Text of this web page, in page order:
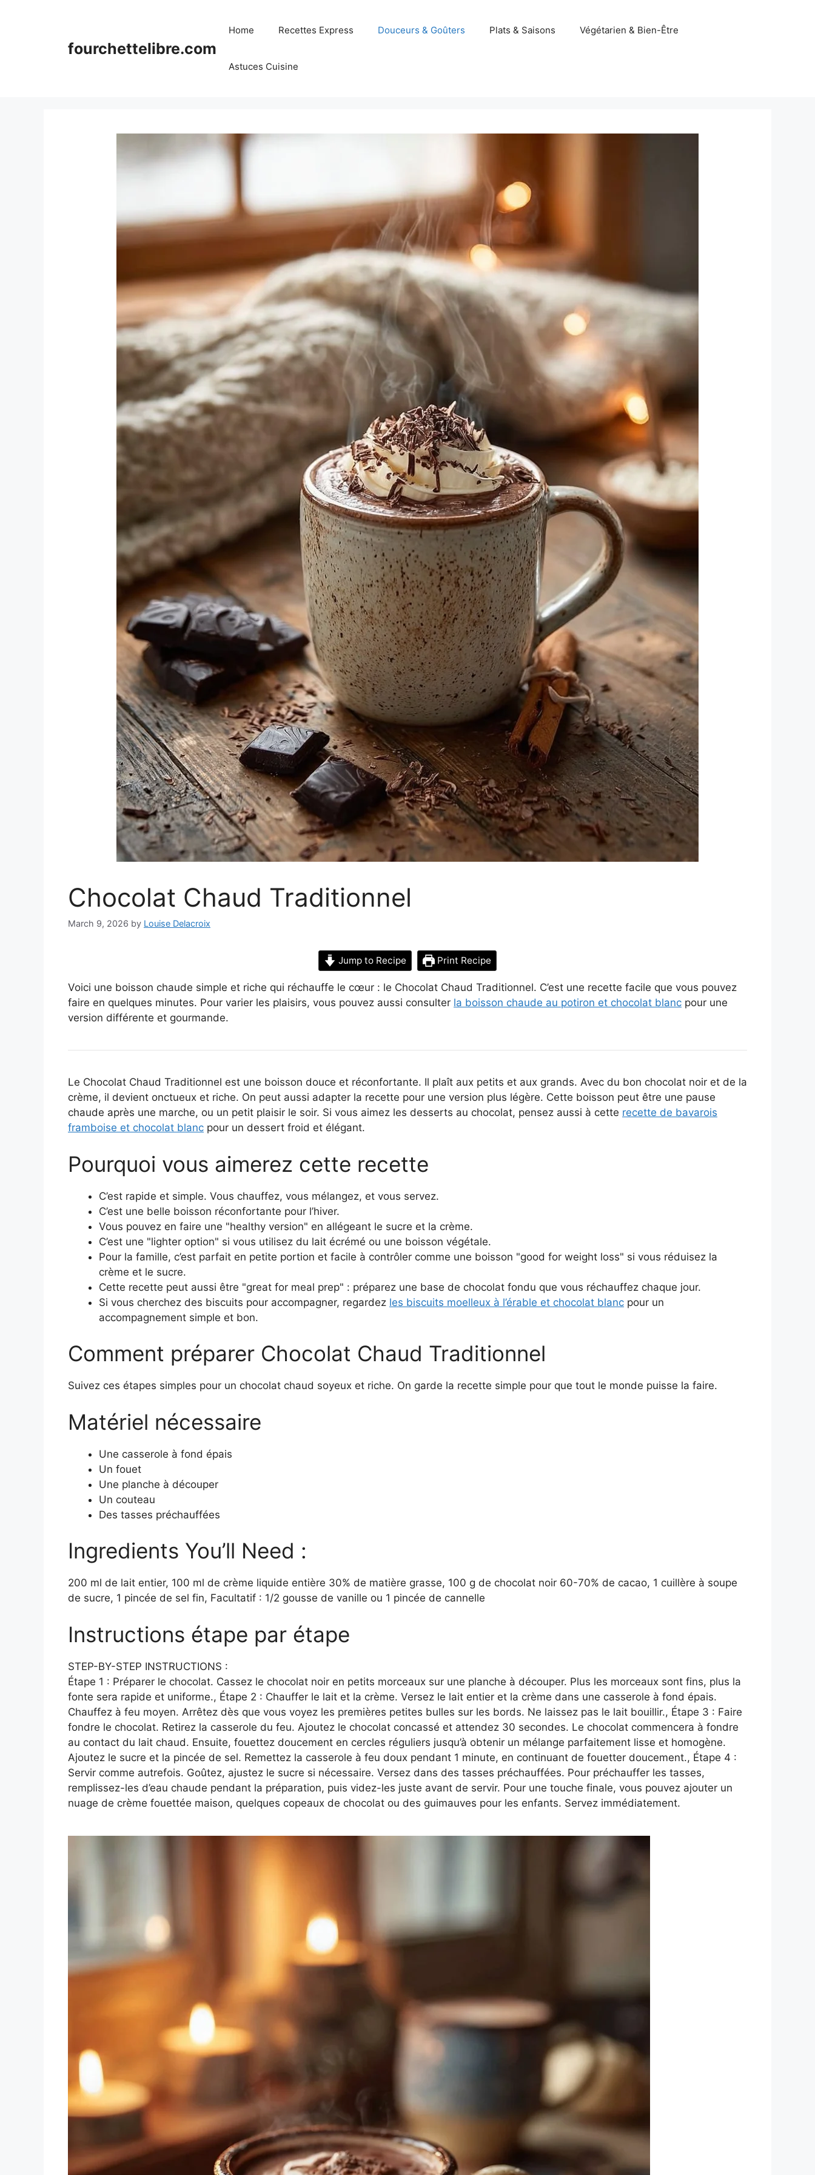
fourchettelibre.com
Home Recettes Express Douceurs & Goûters Plats & Saisons Végétarien & Bien-Être
Astuces Cuisine
Chocolat Chaud Traditionnel
March 9, 2026 by Louise Delacroix
Jump to Recipe Print Recipe
Voici une boisson chaude simple et riche qui réchauffe le cœur : le Chocolat Chaud Traditionnel. C’est une recette facile que vous pouvez
faire en quelques minutes. Pour varier les plaisirs, vous pouvez aussi consulter la boisson chaude au potiron et chocolat blanc pour une
version différente et gourmande.
Le Chocolat Chaud Traditionnel est une boisson douce et réconfortante. Il plaît aux petits et aux grands. Avec du bon chocolat noir et de la
crème, il devient onctueux et riche. On peut aussi adapter la recette pour une version plus légère. Cette boisson peut être une pause
chaude après une marche, ou un petit plaisir le soir. Si vous aimez les desserts au chocolat, pensez aussi à cette recette de bavarois
framboise et chocolat blanc pour un dessert froid et élégant.
Pourquoi vous aimerez cette recette
C’est rapide et simple. Vous chauffez, vous mélangez, et vous servez.
C’est une belle boisson réconfortante pour l’hiver.
Vous pouvez en faire une "healthy version" en allégeant le sucre et la crème.
C’est une "lighter option" si vous utilisez du lait écrémé ou une boisson végétale.
Pour la famille, c’est parfait en petite portion et facile à contrôler comme une boisson "good for weight loss" si vous réduisez la
crème et le sucre.
Cette recette peut aussi être "great for meal prep" : préparez une base de chocolat fondu que vous réchauffez chaque jour.
Si vous cherchez des biscuits pour accompagner, regardez les biscuits moelleux à l’érable et chocolat blanc pour un
accompagnement simple et bon.
Comment préparer Chocolat Chaud Traditionnel
Suivez ces étapes simples pour un chocolat chaud soyeux et riche. On garde la recette simple pour que tout le monde puisse la faire.
Matériel nécessaire
Une casserole à fond épais
Un fouet
Une planche à découper
Un couteau
Des tasses préchauffées
Ingredients You’ll Need :
200 ml de lait entier, 100 ml de crème liquide entière 30% de matière grasse, 100 g de chocolat noir 60-70% de cacao, 1 cuillère à soupe
de sucre, 1 pincée de sel fin, Facultatif : 1/2 gousse de vanille ou 1 pincée de cannelle
Instructions étape par étape
STEP-BY-STEP INSTRUCTIONS :
Étape 1 : Préparer le chocolat. Cassez le chocolat noir en petits morceaux sur une planche à découper. Plus les morceaux sont fins, plus la
fonte sera rapide et uniforme., Étape 2 : Chauffer le lait et la crème. Versez le lait entier et la crème dans une casserole à fond épais.
Chauffez à feu moyen. Arrêtez dès que vous voyez les premières petites bulles sur les bords. Ne laissez pas le lait bouillir., Étape 3 : Faire
fondre le chocolat. Retirez la casserole du feu. Ajoutez le chocolat concassé et attendez 30 secondes. Le chocolat commencera à fondre
au contact du lait chaud. Ensuite, fouettez doucement en cercles réguliers jusqu’à obtenir un mélange parfaitement lisse et homogène.
Ajoutez le sucre et la pincée de sel. Remettez la casserole à feu doux pendant 1 minute, en continuant de fouetter doucement., Étape 4 :
Servir comme autrefois. Goûtez, ajustez le sucre si nécessaire. Versez dans des tasses préchauffées. Pour préchauffer les tasses,
remplissez-les d’eau chaude pendant la préparation, puis videz-les juste avant de servir. Pour une touche finale, vous pouvez ajouter un
nuage de crème fouettée maison, quelques copeaux de chocolat ou des guimauves pour les enfants. Servez immédiatement.